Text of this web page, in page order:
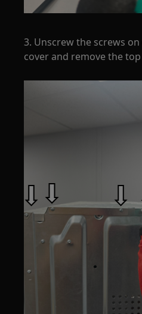
3. Unscrew the screws
cover and remove the top